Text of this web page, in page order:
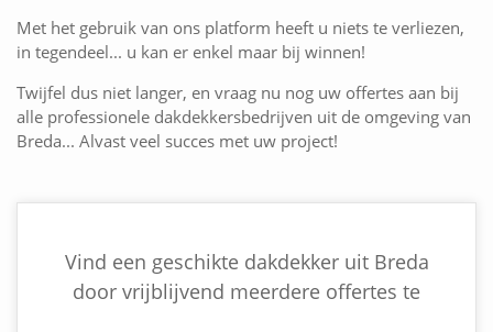
Met het gebruik van ons platform heeft u niets te verliezen,
in tegendeel... u kan er enkel maar bij winnen!
Twijfel dus niet langer, en vraag nu nog uw offertes aan bij
alle professionele dakdekkersbedrijven uit de omgeving van
Breda... Alvast veel succes met uw project!
Vind een geschikte dakdekker uit Breda
door vrijblijvend meerdere offertes te